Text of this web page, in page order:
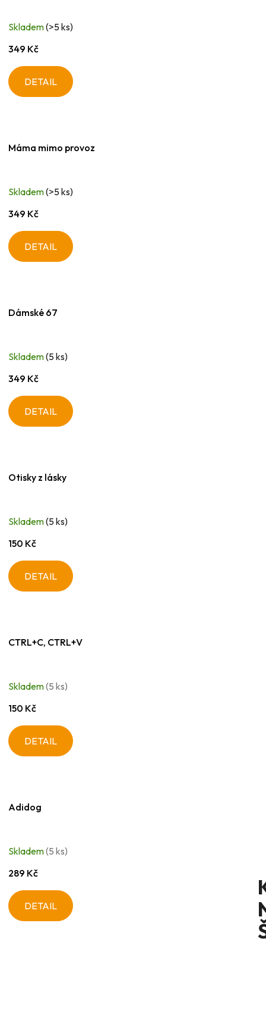
Skladem(>5 ks)
349 Kč
DETAIL
Máma mimo provoz
Skladem(>5 ks)
349 Kč
DETAIL
Dámské 67
Skladem(5 ks)
349 Kč
DETAIL
Otisky z lásky
Skladem(5 ks)
150 Kč
DETAIL
CTRL+C, CTRL+V
Skladem(5 ks)
150 Kč
DETAIL
Adidog
Skladem(5 ks)
289 Kč
DETAIL